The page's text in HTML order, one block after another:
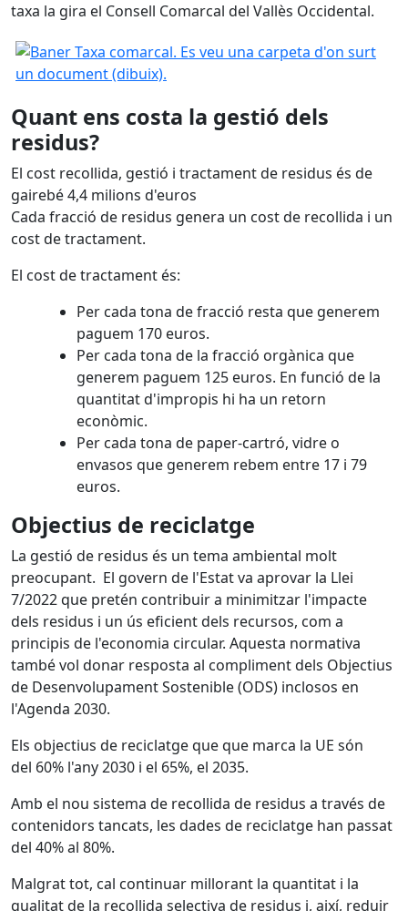
taxa la gira el Consell Comarcal del Vallès Occidental.
Quant ens costa la gestió dels
residus?
El cost recollida, gestió i tractament de residus és de
gairebé 4,4 milions d'euros
Cada fracció de residus genera un cost de recollida i un
cost de tractament.
El cost de tractament és:
Per cada tona de fracció resta que generem
paguem 170 euros.
Per cada tona de la fracció orgànica que
generem paguem 125 euros. En funció de la
quantitat d'impropis hi ha un retorn
econòmic.
Per cada tona de paper-cartró, vidre o
envasos que generem rebem entre 17 i 79
euros.
Objectius de reciclatge
La gestió de residus és un tema ambiental molt
preocupant. El govern de l'Estat va aprovar la Llei
7/2022 que pretén contribuir a minimitzar l'impacte
dels residus i un ús eficient dels recursos, com a
principis de l'economia circular. Aquesta normativa
també vol donar resposta al compliment dels Objectius
de Desenvolupament Sostenible (ODS) inclosos en
l'Agenda 2030.
Els objectius de reciclatge que que marca la UE són
del 60% l'any 2030 i el 65%, el 2035.
Amb el nou sistema de recollida de residus a través de
contenidors tancats, les dades de reciclatge han passat
del 40% al 80%.
Malgrat tot, cal continuar millorant la quantitat i la
qualitat de la recollida selectiva de residus i, així, reduir